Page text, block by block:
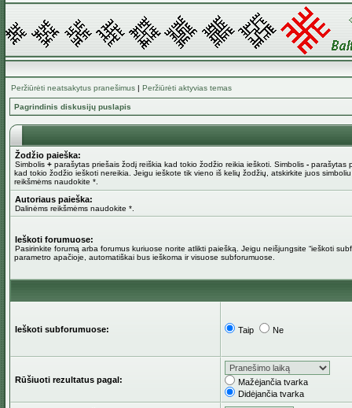
Peržiūrėti neatsakytus pranešimus | Peržiūrėti aktyvias temas
Pagrindinis diskusijų puslapis
Žodžio paieška:
Simbolis + parašytas priešais žodį reiškia kad tokio žodžio reikia ieškoti. Simbolis - parašytas
kad tokio žodžio ieškoti nereikia. Jeigu ieškote tik vieno iš kelių žodžių, atskirkite juos
reikšmėms naudokite *.
Autoriaus paieška:
Dalinėms reikšmėms naudokite *.
Ieškoti forumuose:
Pasirinkite forumą arba forumus kuriuose norite atlikti paiešką. Jeigu neišjungsite “ieškoti
parametro apačioje, automatiškai bus ieškoma ir visuose subforumuose.
Ieškoti subforumuose: Taip Ne
Rūšiuoti rezultatus pagal:
Mažėjančia tvarka
Didėjančia tvarka